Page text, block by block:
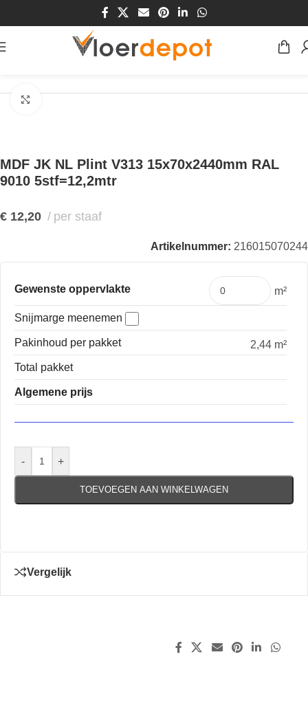
MDF JK NL Plint V313 15x70x2440mm RAL
9010 5stf=12,2mtr
€ 12,20 per staaf
Artikelnummer: 216015070244
Gewenste oppervlakte m²
Snijmarge meenemen
Pakinhoud per pakket
2,44 m²
Total pakket
Algemene prijs
- +
TOEVOEGEN AAN WINKELWAGEN
Vergelijk